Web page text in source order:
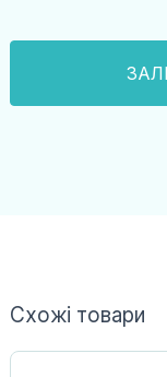
Схожі товари